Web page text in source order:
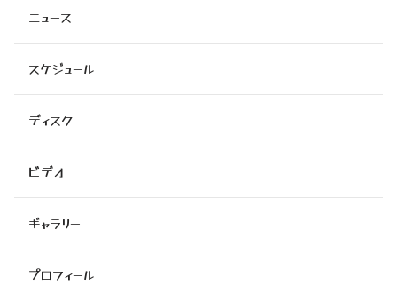
ニュース
スケジュール
ディスク
ビデオ
ギャラリー
プロフィール